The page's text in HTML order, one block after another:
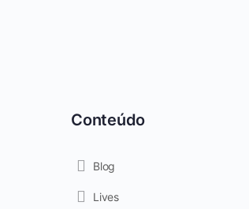
Conteúdo
Blog
Lives